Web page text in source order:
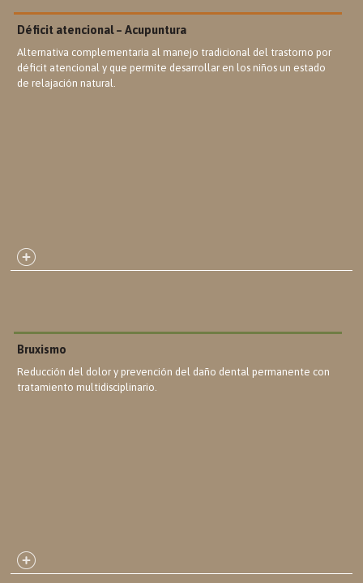
Déficit atencional – Acupuntura
Alternativa complementaria al manejo tradicional del trastorno por
déficit atencional y que permite desarrollar en los niños un estado
de relajación natural.
Bruxismo
Reducción del dolor y prevención del daño dental permanente con
tratamiento multidisciplinario.